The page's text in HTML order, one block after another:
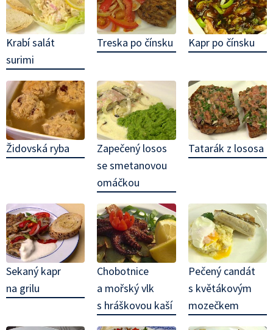
Krabí salát
surimi
Treska po čínsku Kapr po čínsku
Židovská ryba
Zapečený losos
se smetanovou
omáčkou
Tatarák z lososa
Sekaný kapr
na grilu
Chobotnice
a mořský vlk
s hráškovou kaší
Pečený candát
s květákovým
mozečkem